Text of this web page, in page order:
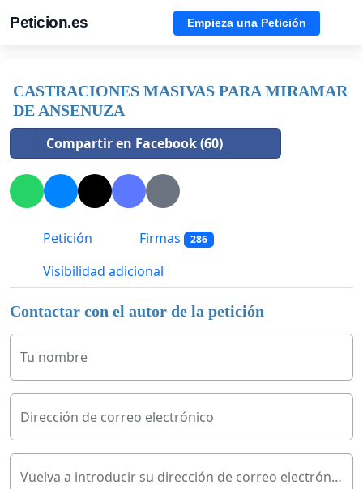
Peticion.es Empieza una Petición
CASTRACIONES MASIVAS PARA MIRAMAR
DE ANSENUZA
Compartir en Facebook (60)
Petición Firmas 286
Visibilidad adicional
Contactar con el autor de la petición
Tu nombre
Dirección de correo electrónico
Vuelva a introducir su dirección de correo electrónico